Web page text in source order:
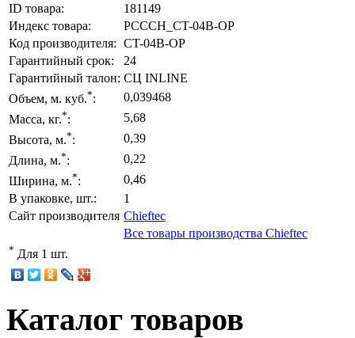
ID товара:
181149
Индекс товара:
PCCCH_CT-04B-OP
Код производителя: CT-04B-OP
Гарантийный срок:
24
Гарантийный талон: СЦ INLINE
Объем, м. куб.*:
0,039468
Масса, кг.*:
5,68
Высота, м.*:
0,39
Длина, м.*:
0,22
Ширина, м.*:
0,46
В упаковке, шт.:
1
Сайт производителя Chieftec
Все товары производства Chieftec
* Для 1 шт.
Каталог товаров